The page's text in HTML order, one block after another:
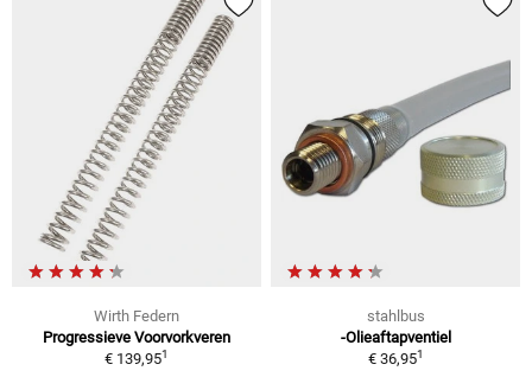
Wirth Federn
Progressieve Voorvorkveren
€ 139,951
stahlbus
-Olieaftapventiel
€ 36,951